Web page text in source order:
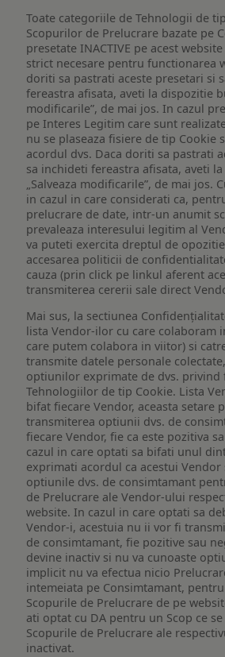
Toate categoriile de Tehnologii de
Scopurilor de Prelucrare bazate pe
presetate INACTIVE pe acest
strict necesare pentru functionarea
doriti sa pastrati aceste presetari si
fereastra afisata, aveti la dispozitie
modificarile”, de mai jos. In cazul
pe Interes Legitim care sunt
nu se plaseaza fisiere de tip Cookie
acordul dvs. Daca doriti sa pastrati
sa inchideti fereastra afisata, aveti
„Salveaza modificarile”, de mai jos.
in cazul in care considerati ca,
prelucrare de date, intr-un anumit
prevaleaza interesului legitim al
va puteti exercita dreptul de
accesarea politicii de
cauza (prin click pe linkul aferent
transmiterea cererii sale direct
Mai sus, la sectiunea
lista Vendor-ilor cu care colaboram
care putem colabora in viitor) si
transmite datele personale
optiunilor exprimate de dvs. privind
Tehnologiilor de tip Cookie. Lista
bifat fiecare Vendor, aceasta setare
transmiterea optiunii dvs. de
fiecare Vendor, fie ca este pozitiva
cazul in care optati sa bifati unul
exprimati acordul ca acestui
optiunile dvs. de consimtamant
de Prelucrare ale Vendor-ului
website. In cazul in care optati sa
Vendor-i, acestuia nu ii vor fi
de consimtamant, fie pozitive sau
devine inactiv si nu va cunoaste
implicit nu va efectua nicio
intemeiata pe Consimtamant,
Scopurile de Prelucrare de pe
ati optat cu DA pentru un Scop ce
Scopurile de Prelucrare ale
inactivat.